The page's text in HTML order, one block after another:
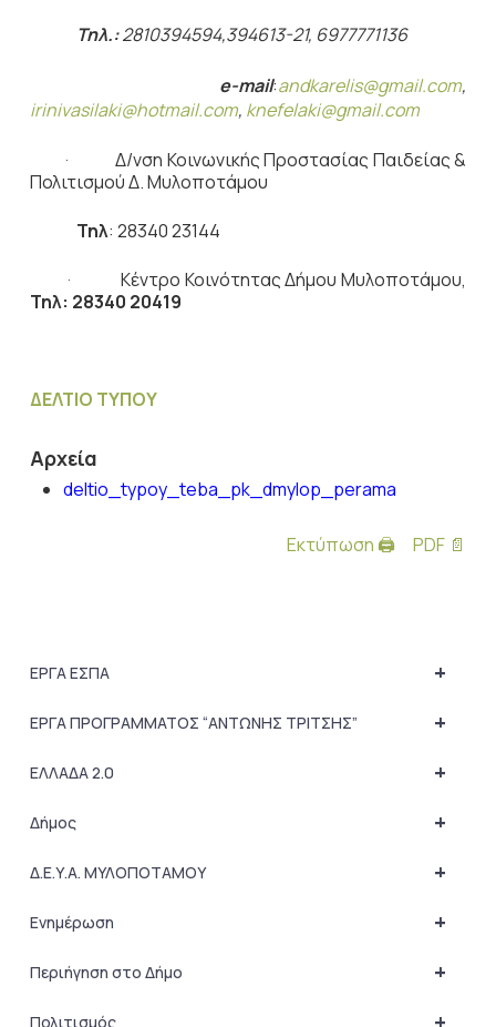
Τηλ.:2810394594,394613-21, 6977771136
e-mail:andkarelis@gmail.com,
irinivasilaki@hotmail.com, knefelaki@gmail.com
· Δ/νση Κοινωνικής Προστασίας Παιδείας &
Πολιτισμού Δ. Μυλοποτάμου
Τηλ: 28340 23144
· Κέντρο Κοινότητας Δήμου Μυλοποτάμου,
Τηλ: 28340 20419
ΔΕΛΤΙΟ ΤΥΠΟΥ
Αρχεία
deltio_typoy_teba_pk_dmylop_perama
Εκτύπωση 🖨 PDF 📄
+
ΕΡΓΑ ΕΣΠΑ
+
ΕΡΓΑ ΠΡΟΓΡΑΜΜΑΤΟΣ “ΑΝΤΩΝΗΣ ΤΡΙΤΣΗΣ”
+
ΕΛΛΑΔΑ 2.0
+
Δήμος
+
Δ.Ε.Υ.Α. ΜΥΛΟΠΟΤΑΜΟΥ
+
Ενημέρωση
+
Περιήγηση στο Δήμο
Πολιτισμός